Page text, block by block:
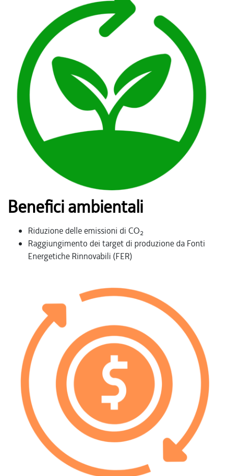
Benefici ambientali
Riduzione delle emissioni di CO2
Raggiungimento dei target di produzione da Fonti
Energetiche Rinnovabili (FER)